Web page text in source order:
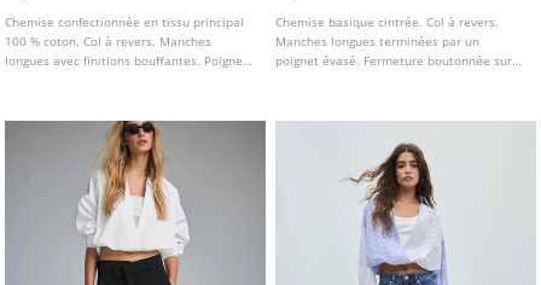
Chemise confectionnée en tissu principal
100 % coton. Col à revers. Manches
longues avec finitions bouffantes. Poignets
Chemise basique cintrée. Col à revers.
Manches longues terminées par un
poignet évasé. Fermeture boutonnée sur